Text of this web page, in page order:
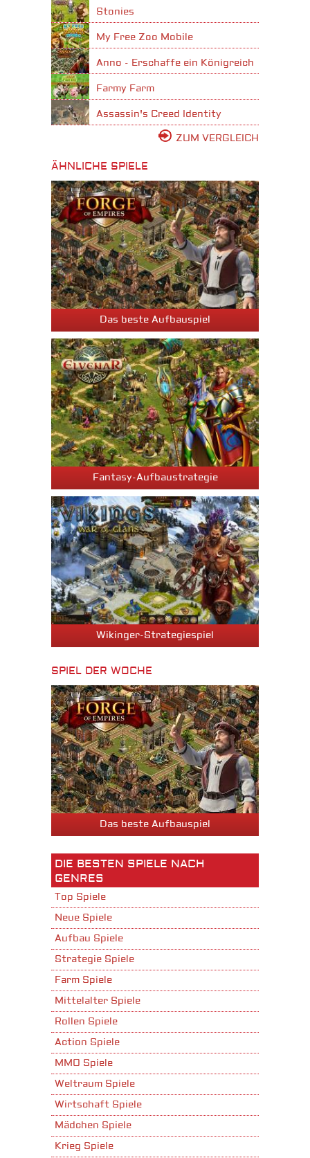
Stonies
My Free Zoo Mobile
Anno - Erschaffe ein Königreich
Farmy Farm
Assassin's Creed Identity
ZUM VERGLEICH
ÄHNLICHE SPIELE
Das beste Aufbauspiel
Fantasy-Aufbaustrategie
Wikinger-Strategiespiel
SPIEL DER WOCHE
Das beste Aufbauspiel
DIE BESTEN SPIELE NACH
GENRES
Top Spiele
Neue Spiele
Aufbau Spiele
Strategie Spiele
Farm Spiele
Mittelalter Spiele
Rollen Spiele
Action Spiele
MMO Spiele
Weltraum Spiele
Wirtschaft Spiele
Mädchen Spiele
Krieg Spiele